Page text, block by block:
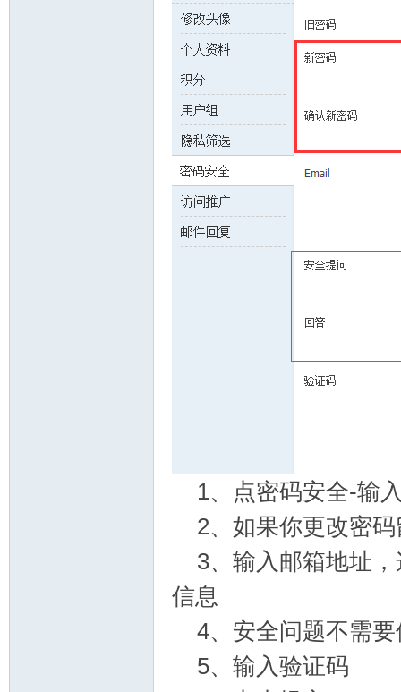
1、点密码安全-输
2、如果你更改密码
3、输入邮箱地址，
信息
4、安全问题不需要
5、输入验证码